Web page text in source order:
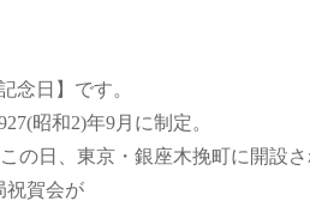
念日 】です。
昭和2)年9月に制定。
の日、東京・銀座木挽町に開設さ
祝賀会が